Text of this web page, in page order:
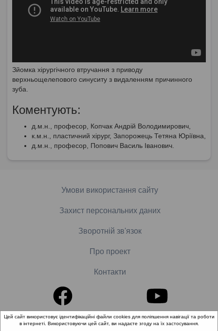
Зйомка хірургічного втручання з приводу
верхньощелепового синуситу з видаленням причинного
зуба.
Коментують:
д.м.н., професор, Копчак Андрій Володимирович,
к.м.н., пластичний хірург, Запорожець Тетяна Юріївна,
д.м.н., професор, Попович Василь Іванович.
Умови використання сайту
Захист персональних даних
Зворотній зв'язок
Про проект
Контакти
© 2018-2026 «Школа доказової медицини». Всі права
Цей сайт використовує ідентифікаційні файли cookies для поліпшення навігації та роботи
в інтернеті. Використовуючи цей сайт, ви надаєте згоду на їх застосування.